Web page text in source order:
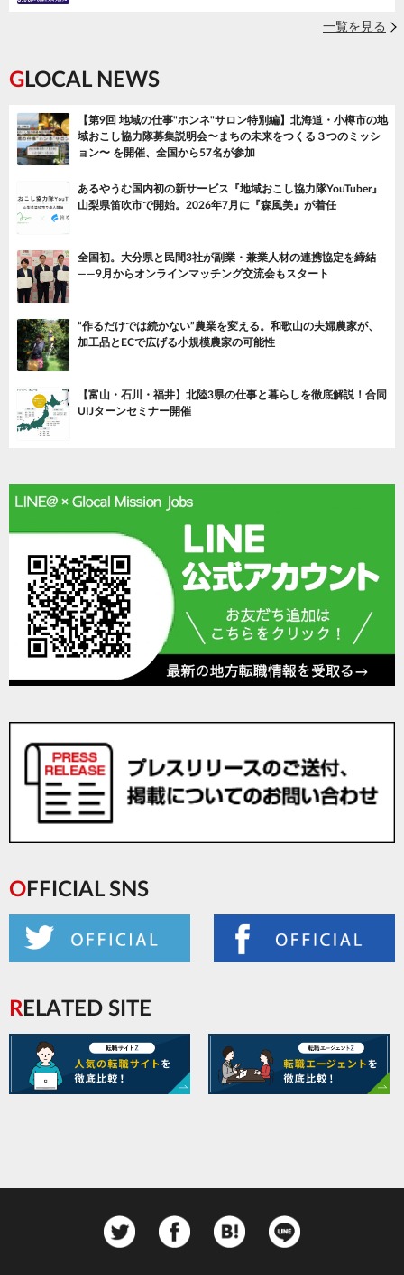
一覧を見る
GLOCAL NEWS
【第9回 地域の仕事"ホンネ"サロン特別編】北海道・小樽市の地
域おこし協力隊募集説明会〜まちの未来をつくる３つのミッシ
ョン〜 を開催、全国から57名が参加
あるやうむ国内初の新サービス『地域おこし協力隊YouTuber』
山梨県笛吹市で開始。2026年7月に『森風美』が着任
全国初。大分県と民間3社が副業・兼業人材の連携協定を締結
——9月からオンラインマッチング交流会もスタート
“作るだけでは続かない”農業を変える。和歌山の夫婦農家が、
加工品とECで広げる小規模農家の可能性
【富山・石川・福井】北陸3県の仕事と暮らしを徹底解説！合同
UIJターンセミナー開催
OFFICIAL SNS
RELATED SITE